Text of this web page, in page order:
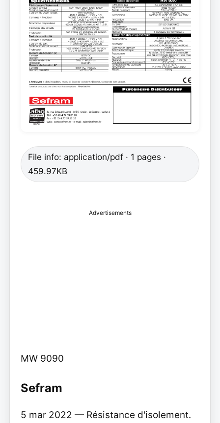
File info: application/pdf · 1 pages ·
459.97KB
Advertisements
MW 9090
Sefram
5 mar 2022 — Résistance d'isolement.